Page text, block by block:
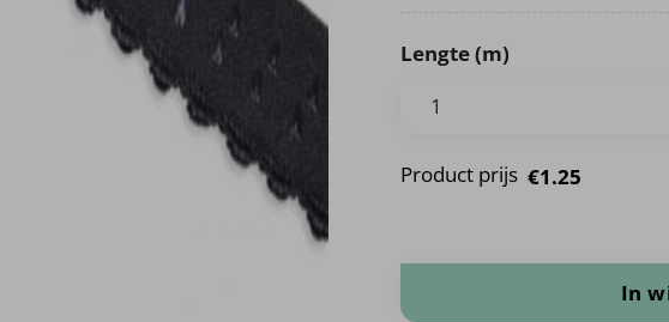
Lengte (m)
Product prijs €1.25
In